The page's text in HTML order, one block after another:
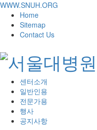
WWW.SNUH.ORG
Home
Sitemap
Contact Us
센터소개
일반인용
전문가용
행사
공지사항